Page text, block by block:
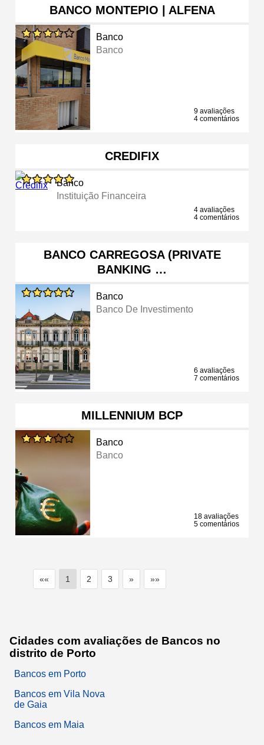
BANCO MONTEPIO | ALFENA
Banco
Banco
9 avaliações
4 comentários
CREDIFIX
Banco
Instituição Financeira
4 avaliações
4 comentários
BANCO CARREGOSA (PRIVATE
BANKING …
Banco
Banco De Investimento
6 avaliações
7 comentários
MILLENNIUM BCP
Banco
Banco
18 avaliações
5 comentários
«« 1 2 3 » »»
Cidades com avaliações de Bancos no
distrito de Porto
Bancos em Porto
Bancos em Vila Nova
de Gaia
Bancos em Maia